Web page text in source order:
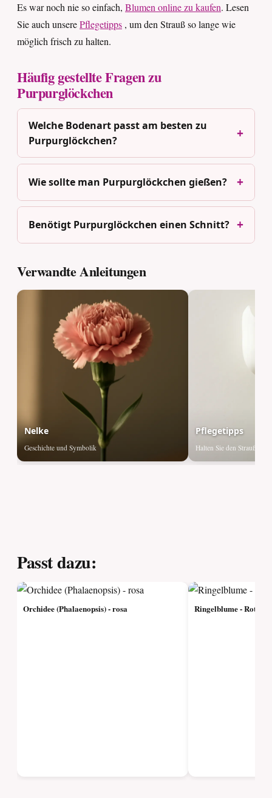
Es war noch nie so einfach, Blumen online zu kaufen. Lesen
Sie auch unserePflegetipps , um den Strauß so lange wie
möglich frisch zu halten.
Häufig gestellte Fragen zu
Purpurglöckchen
Welche Bodenart passt am besten zu
Purpurglöckchen?
Wie sollte man Purpurglöckchen gießen?
Benötigt Purpurglöckchen einen Schnitt?
Verwandte Anleitungen
Nelke
Geschichte und Symbolik
Pflegetipps
Halten Sie den Strauß
Passt dazu:
Orchidee (Phalaenopsis) - rosa Ringelblume - Rot